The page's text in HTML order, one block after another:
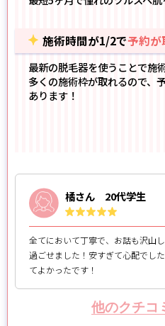
施術時間が1/2で予約が
最新の脱毛器を使うことで施
多くの施術枠が取れるので、
あります！
橘さん 20代学生
全てにおいて丁寧で、お話も沢山
過ごせました！安すぎて心配でし
てよかったです！
他のクチコ